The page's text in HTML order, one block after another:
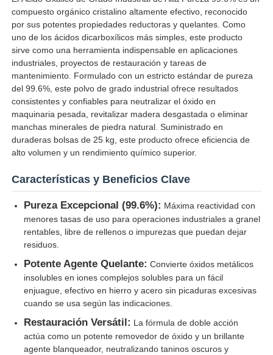
Productos
Videos
Sobre nosotros
Visita a la fábrica
Control de Calidad
Contacto
Todos los casos
Persulfatos
compuesto orgánico cristalino altamente efectivo, reconocido
por sus potentes propiedades reductoras y quelantes. Como
uno de los ácidos dicarboxílicos más simples, este producto
sirve como una herramienta indispensable en aplicaciones
industriales, proyectos de restauración y tareas de
mantenimiento. Formulado con un estricto estándar de pureza
del 99.6%, este polvo de grado industrial ofrece resultados
consistentes y confiables para neutralizar el óxido en
maquinaria pesada, revitalizar madera desgastada o eliminar
manchas minerales de piedra natural. Suministrado en
duraderas bolsas de 25 kg, este producto ofrece eficiencia de
alto volumen y un rendimiento químico superior.
Características y Beneficios Clave
Pureza Excepcional (99.6%): Máxima reactividad con
menores tasas de uso para operaciones industriales a granel
rentables, libre de rellenos o impurezas que puedan dejar
residuos.
Potente Agente Quelante: Convierte óxidos metálicos
insolubles en iones complejos solubles para un fácil
enjuague, efectivo en hierro y acero sin picaduras excesivas
cuando se usa según las indicaciones.
Restauración Versátil: La fórmula de doble acción
actúa como un potente removedor de óxido y un brillante
agente blanqueador, neutralizando taninos oscuros y